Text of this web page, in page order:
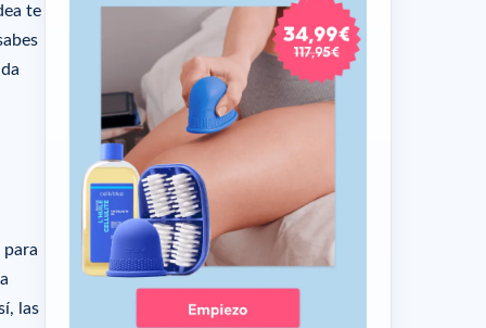
te
las
1- ¿Qué es la fitoterapia?
2- ¿Qué cura de fitoterapia elegir
contra la celulitis?
Artículos relacionados
Artículos relacionados